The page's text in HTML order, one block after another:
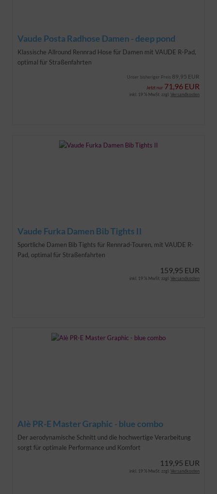
Vaude Posta Radhose Damen - deep pond
Klassische Allround Rennrad Hose für Damen mit VAUDE R-Pad,
optimal für Straßenfahrten
Unser bisheriger Preis 89,95 EUR
Jetzt nur 71,96 EUR
inkl. 19 % MwSt. zzgl. Versandkosten
Vaude Furka Damen Bib Tights II
Sportliche Damen Bib Tights für Rennrad-Touren, mit VAUDE R-
Pad, optimal für Straßenfahrten
159,95 EUR
inkl. 19 % MwSt. zzgl. Versandkosten
Alè PR-E Master Graphic - blue combo
Der aerodynamische Schnitt und die hochwertige Verarbeitung
sorgt für optimale Performance und Komfort
119,95 EUR
inkl. 19 % MwSt. zzgl. Versandkosten